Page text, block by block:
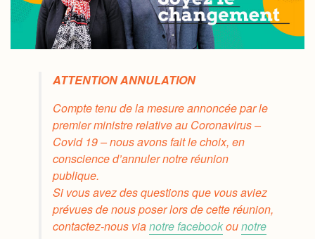
ATTENTION ANNULATION
Compte tenu de la mesure annoncée par le
premier ministre relative au Coronavirus –
Covid 19 – nous avons fait le choix, en
conscience d’annuler notre réunion
publique.
Si vous avez des questions que vous aviez
prévues de nous poser lors de cette réunion,
contactez-nous vianotre facebookounotre